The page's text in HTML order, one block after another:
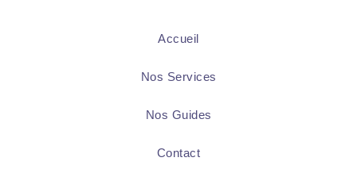
Accueil
Nos Services
Nos Guides
Contact